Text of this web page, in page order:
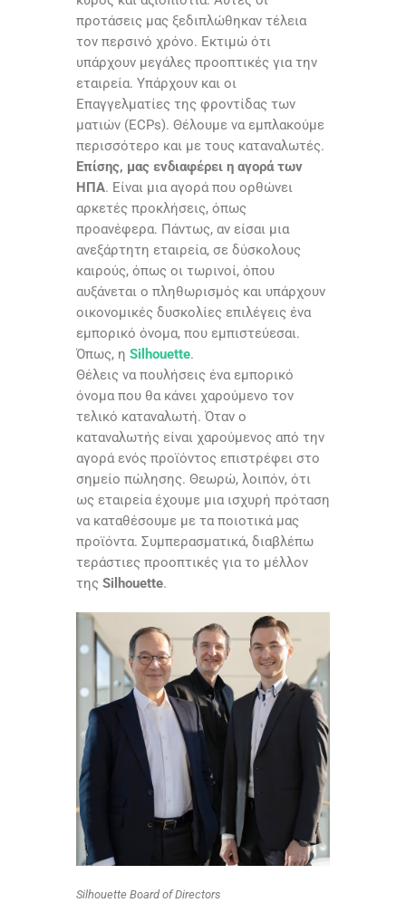
προτάσεις μας ξεδιπλώθηκαν τέλεια
τον περσινό χρόνο. Εκτιμώ ότι
υπάρχουν μεγάλες προοπτικές για την
εταιρεία. Υπάρχουν και οι
Επαγγελματίες της φροντίδας των
ματιών (ECPs). Θέλουμε να εμπλακούμε
περισσότερο και με τους καταναλωτές.
Επίσης, μας ενδιαφέρει η αγορά των
ΗΠΑ. Είναι μια αγορά που ορθώνει
αρκετές προκλήσεις, όπως
προανέφερα. Πάντως, αν είσαι μια
ανεξάρτητη εταιρεία, σε δύσκολους
καιρούς, όπως οι τωρινοί, όπου
αυξάνεται ο πληθωρισμός και υπάρχουν
οικονομικές δυσκολίες επιλέγεις ένα
εμπορικό όνομα, που εμπιστεύεσαι.
Όπως, η Silhouette.
Θέλεις να πουλήσεις ένα εμπορικό
όνομα που θα κάνει χαρούμενο τον
τελικό καταναλωτή. Όταν ο
καταναλωτής είναι χαρούμενος από την
αγορά ενός προϊόντος επιστρέφει στο
σημείο πώλησης. Θεωρώ, λοιπόν, ότι
ως εταιρεία έχουμε μια ισχυρή πρόταση
να καταθέσουμε με τα ποιοτικά μας
προϊόντα. Συμπερασματικά, διαβλέπω
τεράστιες προοπτικές για το μέλλον
της Silhouette.
Silhouette Board of Directors